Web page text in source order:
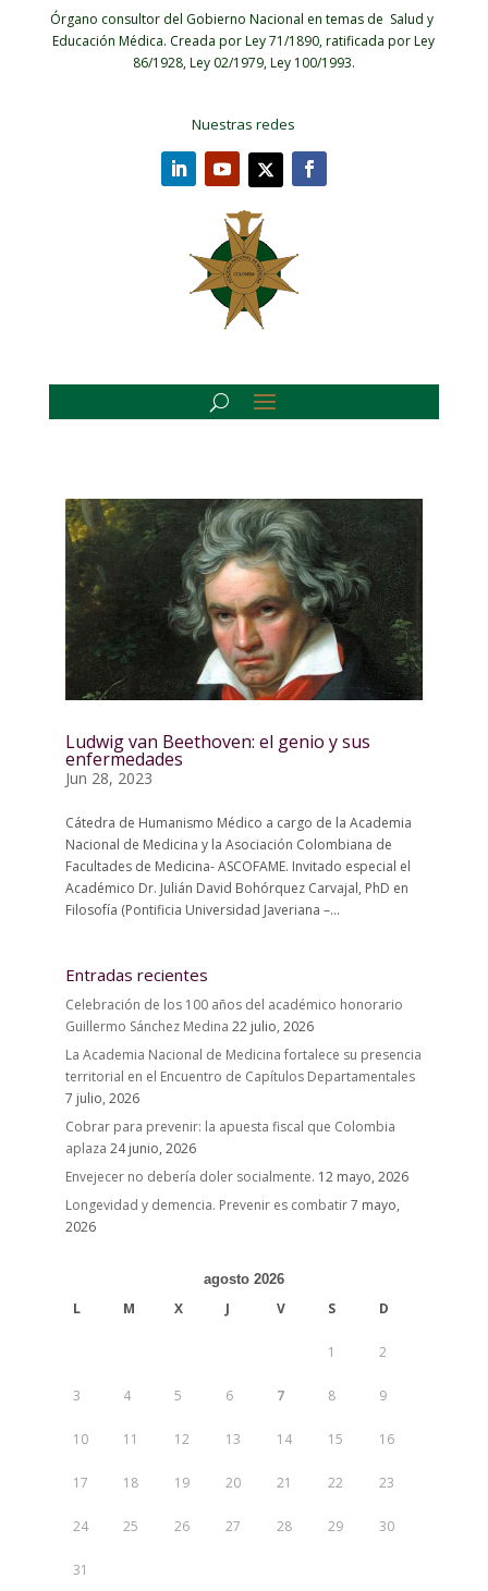
Órgano consultor del Gobierno Nacional en temas de Salud y
Educación Médica. Creada por Ley 71/1890, ratificada por Ley
86/1928, Ley 02/1979, Ley 100/1993.
Nuestras redes
Ludwig van Beethoven: el genio y sus
enfermedades
Jun 28, 2023
Cátedra de Humanismo Médico a cargo de la Academia
Nacional de Medicina y la Asociación Colombiana de
Facultades de Medicina- ASCOFAME. Invitado especial el
Académico Dr. Julián David Bohórquez Carvajal, PhD en
Filosofía (Pontificia Universidad Javeriana –...
Entradas recientes
Celebración de los 100 años del académico honorario
Guillermo Sánchez Medina 22 julio, 2026
La Academia Nacional de Medicina fortalece su presencia
territorial en el Encuentro de Capítulos Departamentales
7 julio, 2026
Cobrar para prevenir: la apuesta fiscal que Colombia
aplaza 24 junio, 2026
Envejecer no debería doler socialmente. 12 mayo, 2026
Longevidad y demencia. Prevenir es combatir7 mayo,
2026
agosto 2026
L M X J V S D
1 2
3 4 5 6 7 8 9
10 11 12 13 14 15 16
17 18 19 20 21 22 23
24 25 26 27 28 29 30
31